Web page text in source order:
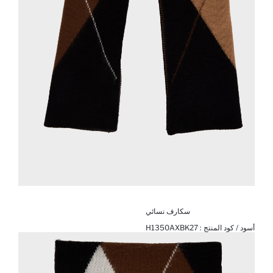
سكارف نسائي
أسود / كود المنتج : H1350AXBK27